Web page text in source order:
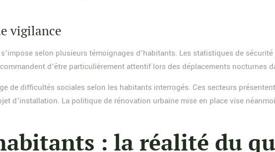
vigilance
selon plusieurs témoignages d’habitants. Les statistiques de
d’être particulièrement attentif lors des déplacements nocturnes
de difficultés sociales selon les habitants interrogés. Ces secteurs
d’installation. La politique de rénovation urbaine mise en place vise
: la réalité du